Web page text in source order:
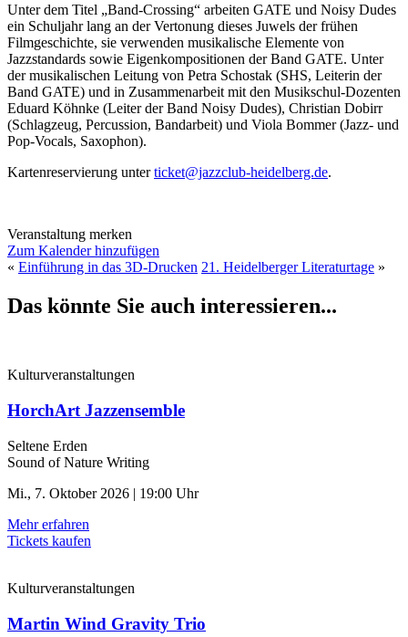
Unter dem Titel „Band-Crossing“ arbeiten GATE und Noisy Dudes
ein Schuljahr lang an der Vertonung dieses Juwels der frühen
Filmgeschichte, sie verwenden musikalische Elemente von
Jazzstandards sowie Eigenkompositionen der Band GATE. Unter
der musikalischen Leitung von Petra Schostak (SHS, Leiterin der
Band GATE) und in Zusammenarbeit mit den Musikschul-Dozenten
Eduard Köhnke (Leiter der Band Noisy Dudes), Christian Dobirr
(Schlagzeug, Percussion, Bandarbeit) und Viola Bommer (Jazz- und
Pop-Vocals, Saxophon).
Kartenreservierung unterticket@jazzclub-heidelberg.de.
Veranstaltung merken
Zum Kalender hinzufügen
« Einführung in das 3D-Drucken 21. Heidelberger Literaturtage »
Das könnte Sie auch interessieren...
Kulturveranstaltungen
HorchArt Jazzensemble
Seltene Erden
Sound of Nature Writing
Mi., 7. Oktober 2026 | 19:00 Uhr
Mehr erfahren
Tickets kaufen
Kulturveranstaltungen
Martin Wind Gravity Trio